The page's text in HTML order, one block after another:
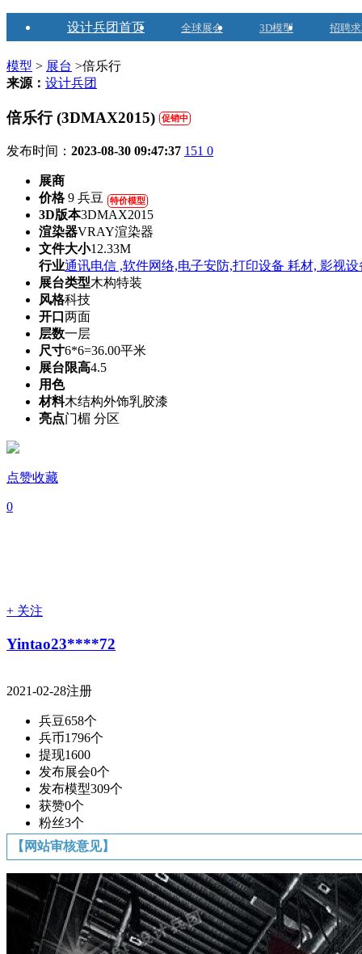
设计兵团首页 全球展会 3D模型 招聘
模型 > 展台 >倍乐行
来源： 设计兵团
倍乐行 (3DMAX2015) 促销中
发布时间： 2023-08-30 09:47:37 151 0
展商
价格9 兵豆 特价模型
3D版本3DMAX2015
渲染器VRAY渲染器
文件大小12.33M
行业通讯电信 ,软件网络,电子安防,打印设备 耗材, 影视
展台类型木构特装
风格科技
开口 两面
层数一层
尺寸6*6=36.00平米
展台限高4.5
用色
材料木结构外饰乳胶漆
亮点门楣 分区
点赞收藏
0
+ 关注
Yintao23****72
2021-02-28注册
兵豆658个
兵币1796个
提现1600
发布展会0个
发布模型309个
获赞0个
粉丝3个
【网站审核意见】